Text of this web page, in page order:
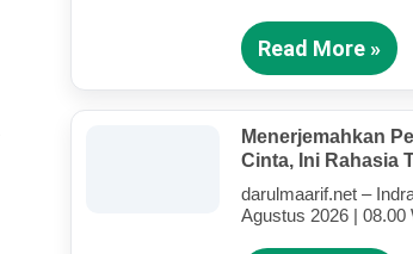
Read More »
Menerjemahkan
Cinta, Ini Rahasia
Rosululloh SAW
Anak Yang Terluka
darulmaarif.net –
Agustus 2026 | 08.00